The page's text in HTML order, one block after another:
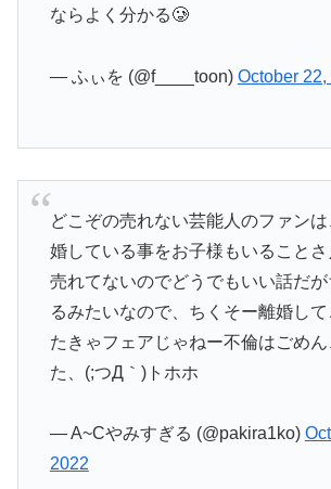
ならよく分かる🥲
— ふぃを (@f____toon) October 22,
どこぞの売れない芸能人のファン
婚している事をお子様もいることさ
売れてないのでどうでもいい話だ
るみたいなので、ちくそー離婚し
たきゃフェアじゃねー不倫はごめ
た、(;つД｀)トホホ
— A~Cやみすぎる (@pakira1ko)
2022